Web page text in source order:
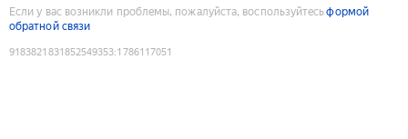
Если у вас возникли проблемы, пожалуйста, воспользуйтесьформой
обратной связи
9183821831852549353:1786117051